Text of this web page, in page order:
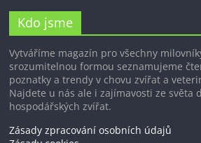
Kdo jsme
Vytváříme magazín pro všechny
srozumitelnou formou seznamujeme
poznatky a trendy v chovu zvířat a
Najdete u nás ale i zajímavosti ze světa
hospodářských zvířat.
Zásady zpracování osobních údajů